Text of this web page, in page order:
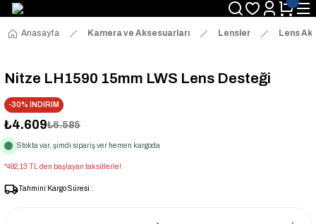
Anasayfa Kamera ve Aksesuarları Lensler Lens
Nitze LH1590 15mm LWS Lens Desteği
-30% İNDİRİM
₺4.609₺6.585
Stokta var, şimdi sipariş ver hemen kargoda
*492,13 TL den başlayan taksitlerle!
Tahmini Kargo Süresi :